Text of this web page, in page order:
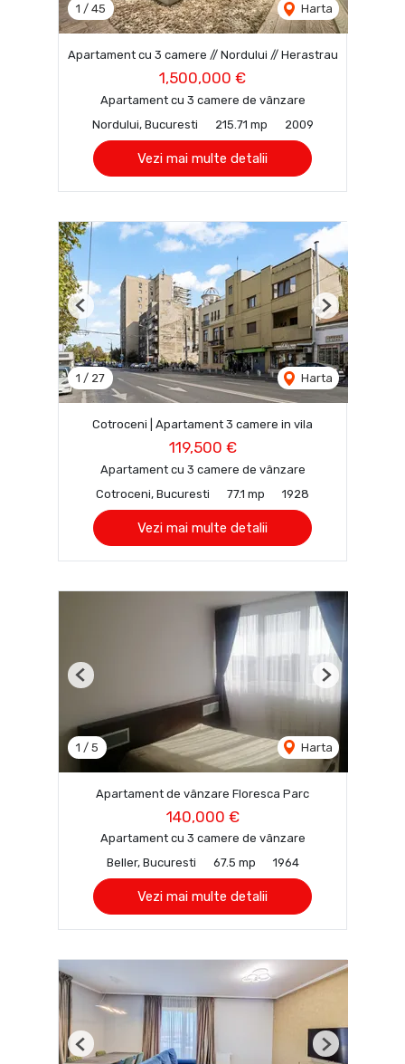
1 / 45 Harta
Apartament cu 3 camere // Nordului // Herastrau
1,500,000 €
Apartament cu 3 camere de vânzare
Nordului, Bucuresti
215.71 mp 2009
Vezi mai multe detalii
1 / 27 Harta
Previous Next
Cotroceni | Apartament 3 camere in vila
119,500 €
Apartament cu 3 camere de vânzare
Cotroceni, Bucuresti
77.1 mp 1928
Vezi mai multe detalii
1 / 5 Harta
Previous Next
Apartament de vânzare Floresca Parc
140,000 €
Apartament cu 3 camere de vânzare
Beller, Bucuresti
67.5 mp 1964
Vezi mai multe detalii
Previous Next